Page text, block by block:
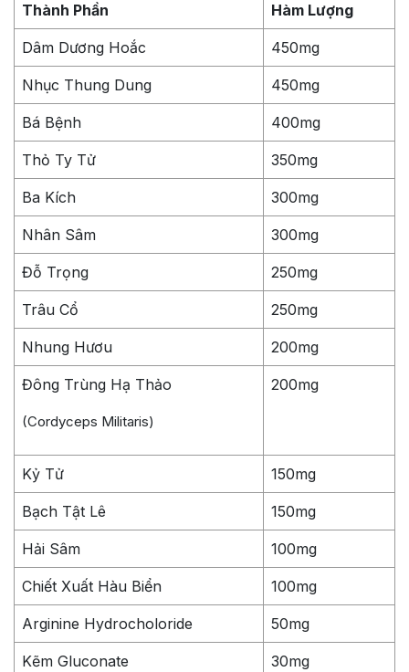
Thành Phần Hàm Lượng
Dâm Dương Hoắc 450mg
Nhục Thung Dung 450mg
Bá Bệnh 400mg
Thỏ Ty Tử 350mg
Ba Kích 300mg
Nhân Sâm 300mg
Đỗ Trọng 250mg
Trâu Cổ 250mg
Nhung Hươu 200mg
Đông Trùng Hạ Thảo
(Cordyceps Militaris)
200mg
Kỷ Tử 150mg
Bạch Tật Lê 150mg
Hải Sâm 100mg
Chiết Xuất Hàu Biển 100mg
Arginine Hydrocholoride 50mg
Kẽm Gluconate 30mg